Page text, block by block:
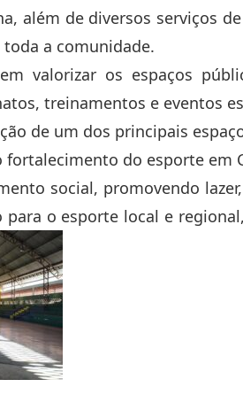
além de diversos serviços
a comunidade.
valorizar os espaços
treinamentos e eventos
de um dos principais
do esporte em
social, promovendo
o esporte local e